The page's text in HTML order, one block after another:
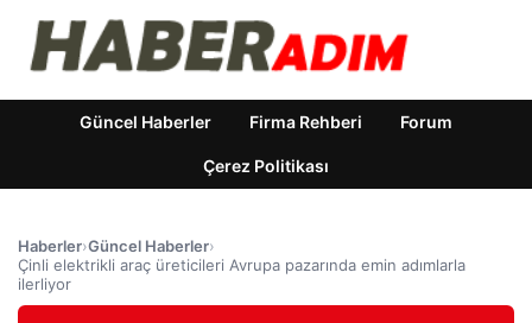
Güncel Haberler Firma Rehberi Forum
Çerez Politikası
Haberler›Güncel Haberler›
Çinli elektrikli araç üreticileri Avrupa pazarında emin adımlarla
ilerliyor